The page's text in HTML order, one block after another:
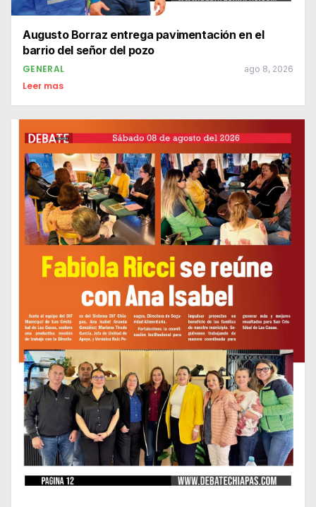
Augusto Borraz entrega pavimentación en el
barrio del señor del pozo
GENERAL ago 8, 2026
Leer mas